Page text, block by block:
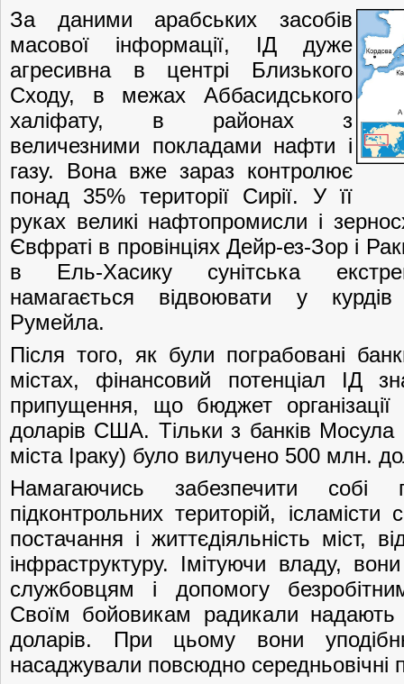
За даними арабських засобів
масової інформації, ІД дуже
агресивна в центрі Близького
Сходу, в межах Аббасидського
халіфату, в районах з
величезними покладами нафти і
газу. Вона вже зараз контролює
понад 35% території Сирії. У її
руках великі нафтопромисли і
Євфраті в провінціях Дейр-ез-Зор і
в Ель-Хасику сунітська
намагається відвоювати у
Румейла.
Після того, як були пограбовані
містах, фінансовий потенціал ІД
припущення, що бюджет
доларів США. Тільки з банків Мосула
міста Іраку) було вилучено 500 млн.
Намагаючись забезпечити собі
підконтрольних територій, ісламісти
постачання і життєдіяльність міст,
інфраструктуру. Імітуючи владу,
службовцям і допомогу
Своїм бойовикам радикали надають
доларів. При цьому вони
насаджували повсюдно середньовічні